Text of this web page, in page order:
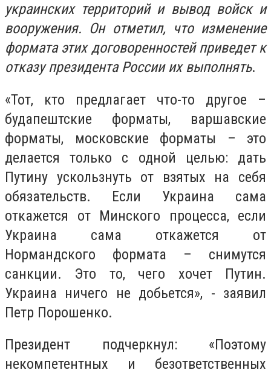
украинских территорий и вывод войск и
вооружения. Он отметил, что изменение
формата этих договоренностей приведет к
отказу президента России их выполнять.
«Тот, кто предлагает что-то другое –
будапештские форматы, варшавские
форматы, московские форматы – это
делается только с одной целью: дать
Путину ускользнуть от взятых на себя
обязательств. Если Украина сама
откажется от Минского процесса, если
Украина сама откажется от
Нормандского формата – снимутся
санкции. Это то, чего хочет Путин.
Украина ничего не добьется», - заявил
Петр Порошенко.
Президент подчеркнул: «Поэтому
некомпетентных и безответственных